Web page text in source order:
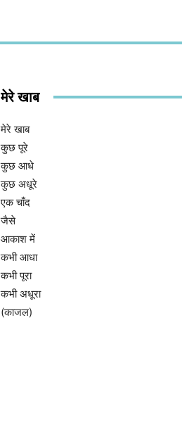
मेरे खाब
मेरे खाब
कुछ पूरे
कुछ आधे
कुछ अधूरे
एक चाँद
जैसे
आकाश में
कभी आधा
कभी पूरा
कभी अधूरा
(काजल)